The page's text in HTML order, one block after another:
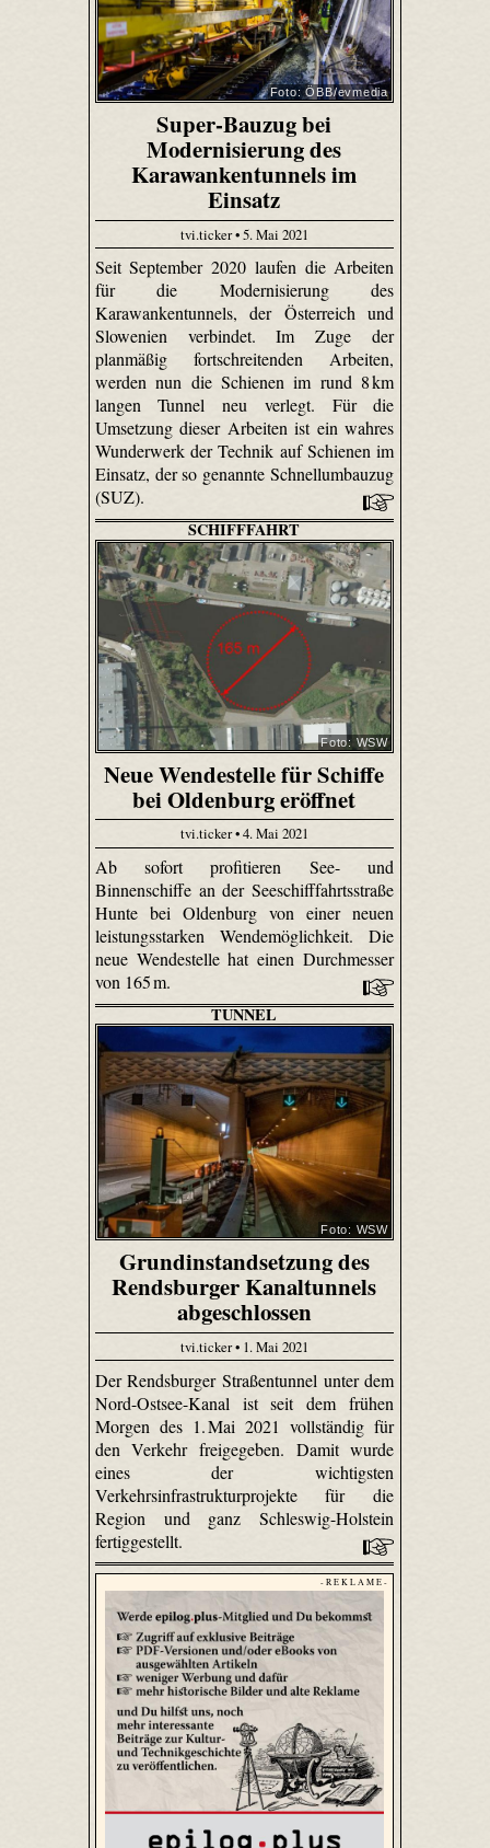
Foto: ÖBB/evmedia
Super-Bauzug bei
Modernisierung des
Karawankentunnels im
Einsatz
tvi.ticker • 5. Mai 2021
Seit September 2020 laufen die Arbeiten
für die Modernisierung des
Karawankentunnels, der Österreich und
Slowenien verbindet. Im Zuge der
planmäßig fortschreitenden Arbeiten,
werden nun die Schienen im rund 8 km
langen Tunnel neu verlegt. Für die
Umsetzung dieser Arbeiten ist ein wahres
Wunderwerk der Technik auf Schienen im
Einsatz, der so genannte Schnellumbauzug
(SUZ).
SCHIFFFAHRT
Foto: WSW
Neue Wendestelle für Schiffe
bei Oldenburg eröffnet
tvi.ticker • 4. Mai 2021
Ab sofort profitieren See- und
Binnenschiffe an der Seeschifffahrtsstraße
Hunte bei Oldenburg von einer neuen
leistungsstarken Wendemöglichkeit. Die
neue Wendestelle hat einen Durchmesser
von 165 m.
TUNNEL
Foto: WSW
Grundinstandsetzung des
Rendsburger Kanaltunnels
abgeschlossen
tvi.ticker • 1. Mai 2021
Der Rendsburger Straßentunnel unter dem
Nord-Ostsee-Kanal ist seit dem frühen
Morgen des 1. Mai 2021 vollständig für
den Verkehr freigegeben. Damit wurde
eines der wichtigsten
Verkehrsinfrastrukturprojekte für die
Region und ganz Schleswig-Holstein
fertiggestellt.
- R E K L A M E -